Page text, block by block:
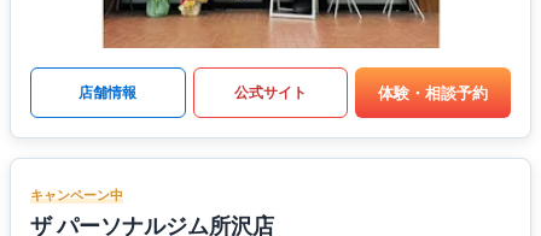
店舗情報 公式サイト 体験・相談予約
キャンペーン中
ザ パーソナルジム所沢店